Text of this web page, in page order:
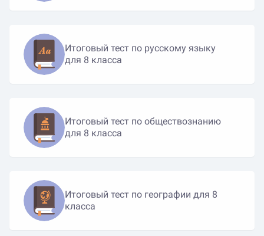
Итоговый тест по русскому языку
для 8 класса
Итоговый тест по обществознанию
для 8 класса
Итоговый тест по географии для 8
класса